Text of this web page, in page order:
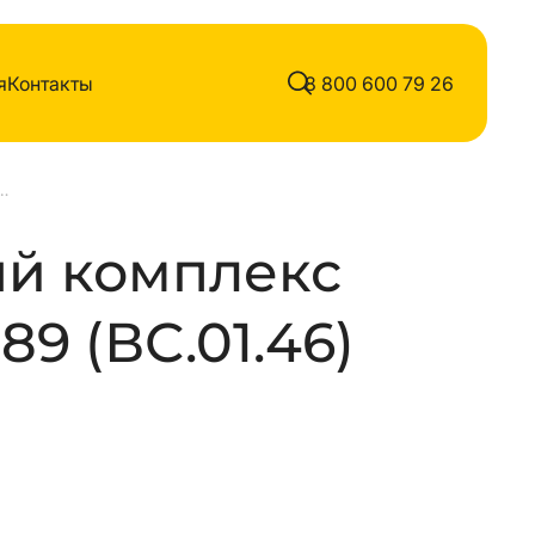
Контакты 8 800 600 79 26
воркаут тр.89
комплекс
(ВС.01.46)